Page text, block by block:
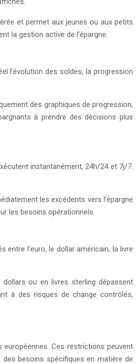
et permet aux jeunes ou aux petits
la gestion active de l’épargne.
l’évolution des soldes, la progression
des graphiques de progression,
à prendre des décisions plus
instantanément, 24h/24 et 7j/7.
les excédents vers l’épargne
les besoins opérationnels.
l’euro, le dollar américain, la livre
ou en livres sterling dépassent
à des risques de change contrôlés,
Ces restrictions peuvent
besoins spécifiques en matière de